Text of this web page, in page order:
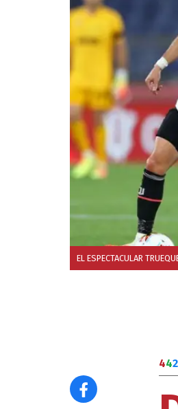
EL ESPECTACULAR
442